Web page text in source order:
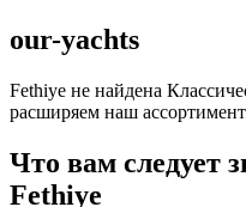
our-yachts
Fethiye не найдена
расширяем наш
Что вам следует
Fethiye